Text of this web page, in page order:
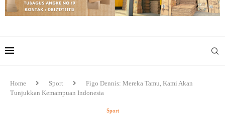
Home Sport
Figo Dennis: Mereka Tamu, Kami Akan
Tunjukkan Kemampuan Indonesia
Sport